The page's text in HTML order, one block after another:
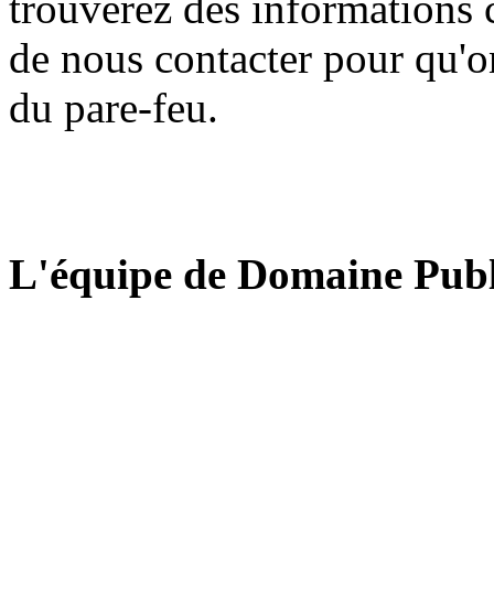
de nous contacter pour
du pare-feu.
L'équipe de Domaine